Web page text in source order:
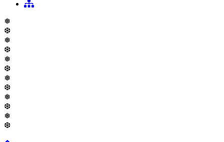
❅
❆
❅
❆
❅
❆
❅
❆
❅
❆
❅
❆